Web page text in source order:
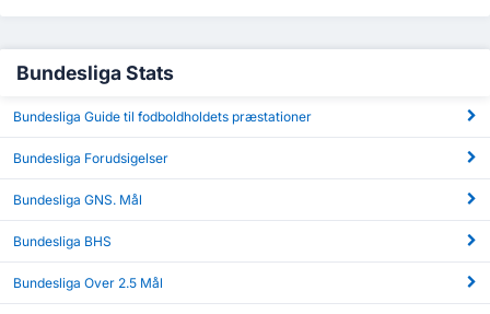
Bundesliga Stats
Bundesliga Guide til fodboldholdets præstationer
Bundesliga Forudsigelser
Bundesliga GNS. Mål
Bundesliga BHS
Bundesliga Over 2.5 Mål